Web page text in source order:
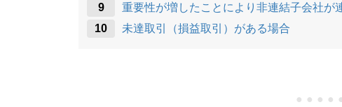
重要性が増したことにより非連結子会社が
未達取引（損益取引）がある場合